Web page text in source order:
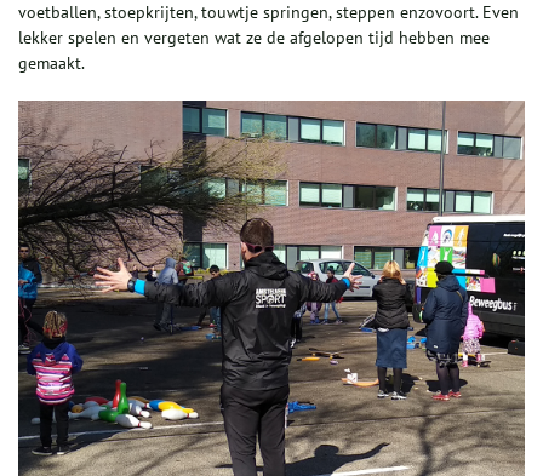
voetballen, stoepkrijten, touwtje springen, steppen enzovoort. Even
lekker spelen en vergeten wat ze de afgelopen tijd hebben mee
gemaakt.